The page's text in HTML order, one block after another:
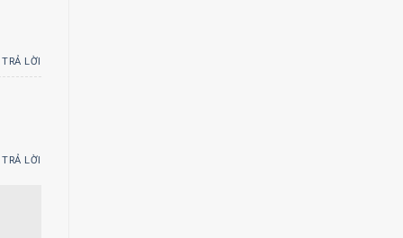
TRẢ LỜI
TRẢ LỜI